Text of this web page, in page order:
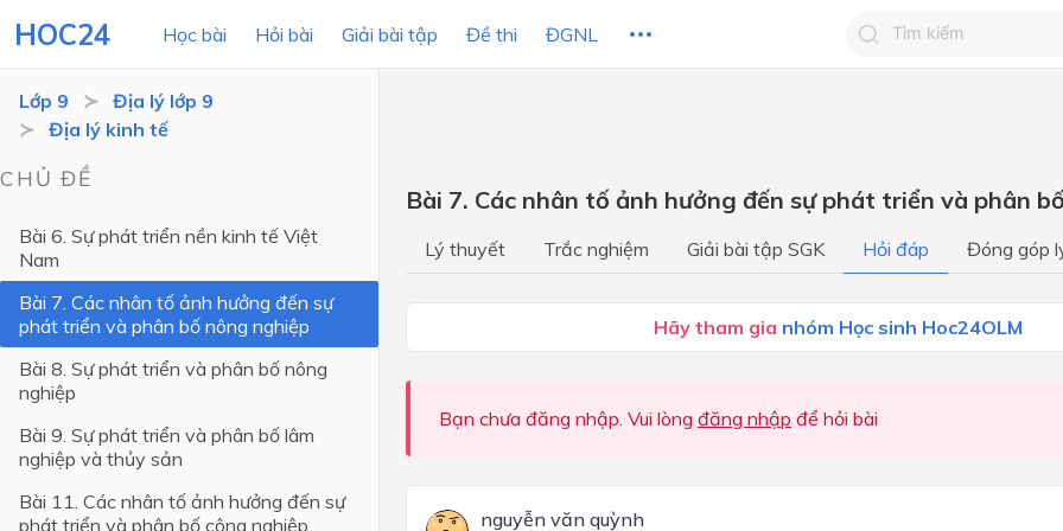
HOC24 Học bài Hỏi bài Giải bài tập Đề thi ĐGNL
Lớp 12
Lớp 10
Lớp 9
Lớp 7
Lớp 6
Địa lý kinh tế
Sư phân hóa lãnh thổ
Lớp 9
Địa lý lớp 9
Địa lý kinh tế
CHỦ ĐỀ
Bài 6. Sự phát triển nền kinh tế Việt
Nam
Bài 7. Các nhân tố ảnh hưởng đến sự
phát triển và phân bố nông nghiệp
Bài 8. Sự phát triển và phân bố nông
nghiệp
Bài 9. Sự phát triển và phân bố lâm
nghiệp và thủy sản
Bài 11. Các nhân tố ảnh hưởng đến sự
phát triển và phân bố công nghiệp
Bài 7. Các nhân tố ảnh hưởng đến sự phát triển và phân
Lý thuyết Trắc nghiệm Giải bài tập SGK Hỏi đáp Đóng góp
Hãy tham gia nhóm Học sinh Hoc24OLM
Bạn chưa đăng nhập. Vui lòng đăng nhập để hỏi bài
nguyễn văn quỳnh